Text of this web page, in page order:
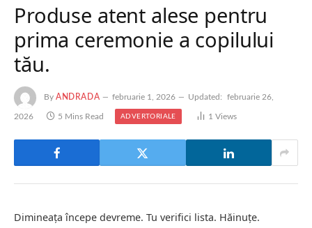
Produse atent alese pentru
prima ceremonie a copilului
tău.
By ANDRADA februarie 1, 2026 Updated: februarie 26,
2026 5 Mins Read ADVERTORIALE 1 Views
Dimineața începe devreme. Tu verifici lista. Hăinuțe.